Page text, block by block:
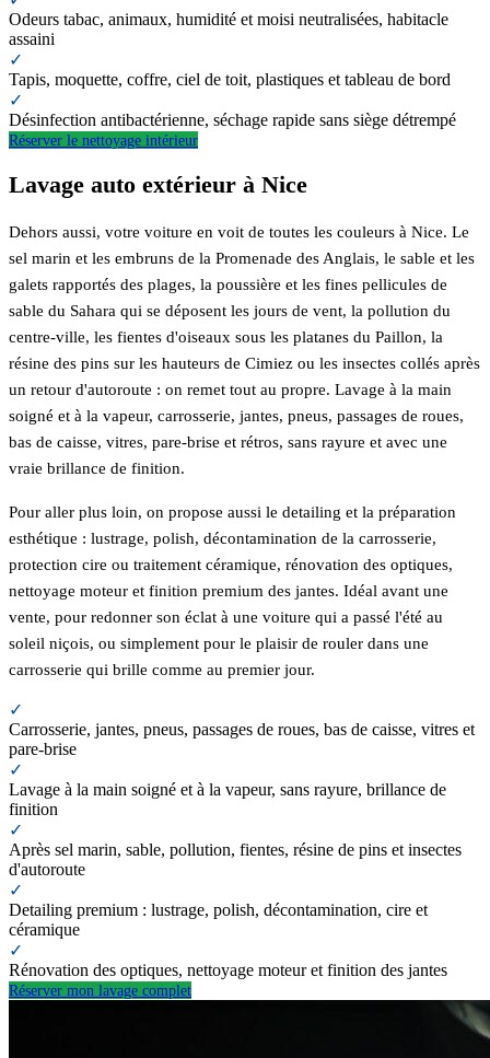
Odeurs tabac, animaux, humidité et moisi neutralisées, habitacle
assaini
✓
Tapis, moquette, coffre, ciel de toit, plastiques et tableau de bord
✓
Désinfection antibactérienne, séchage rapide sans siège détrempé
Réserver le nettoyage intérieur
Lavage auto extérieur à Nice
Dehors aussi, votre voiture en voit de toutes les couleurs à Nice. Le
sel marin et les embruns de la Promenade des Anglais, le sable et les
galets rapportés des plages, la poussière et les fines pellicules de
sable du Sahara qui se déposent les jours de vent, la pollution du
centre-ville, les fientes d'oiseaux sous les platanes du Paillon, la
résine des pins sur les hauteurs de Cimiez ou les insectes collés après
un retour d'autoroute : on remet tout au propre. Lavage à la main
soigné et à la vapeur, carrosserie, jantes, pneus, passages de roues,
bas de caisse, vitres, pare-brise et rétros, sans rayure et avec une
vraie brillance de finition.
Pour aller plus loin, on propose aussi le detailing et la préparation
esthétique : lustrage, polish, décontamination de la carrosserie,
protection cire ou traitement céramique, rénovation des optiques,
nettoyage moteur et finition premium des jantes. Idéal avant une
vente, pour redonner son éclat à une voiture qui a passé l'été au
soleil niçois, ou simplement pour le plaisir de rouler dans une
carrosserie qui brille comme au premier jour.
✓
Carrosserie, jantes, pneus, passages de roues, bas de caisse, vitres et
pare-brise
✓
Lavage à la main soigné et à la vapeur, sans rayure, brillance de
finition
✓
Après sel marin, sable, pollution, fientes, résine de pins et insectes
d'autoroute
✓
Detailing premium : lustrage, polish, décontamination, cire et
céramique
✓
Rénovation des optiques, nettoyage moteur et finition des jantes
Réserver mon lavage complet